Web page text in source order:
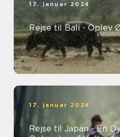
17. januar 2024
Rejse til Bali - Oplev
17. januar 2024
Rejse til Japan - En